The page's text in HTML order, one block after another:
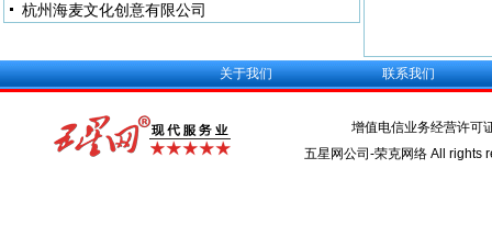
杭州海麦文化创意有限公司
关于我们 联系我们
增值电信业务经营许可
五星网公司-荣克网络 All